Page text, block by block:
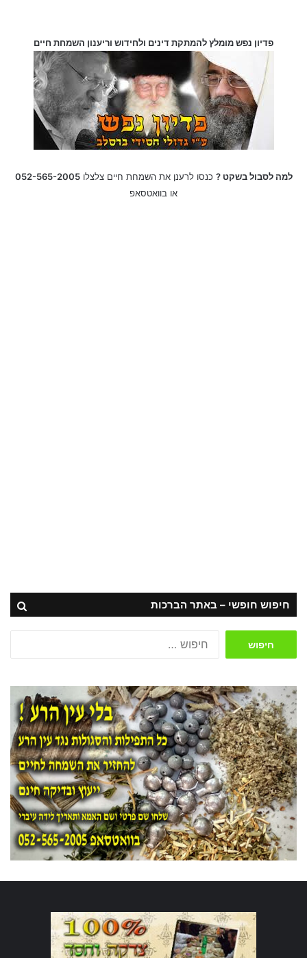
פדיון נפש מומלץ להמתקת דינים ולחידוש וריענון השמחת חיים
למה לסבול בשקט ? כנסו לרענן את השמחת חיים צלצלו052-565-2005
או בוואטסאפ
חיפוש חופשי – באתר הברכות